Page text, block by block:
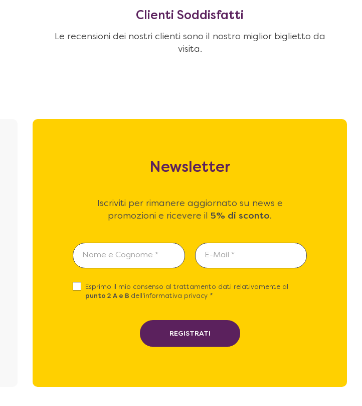
Clienti Soddisfatti
Le recensioni dei nostri clienti sono il nostro miglior biglietto da
visita.
Newsletter
Iscriviti per rimanere aggiornato su news e
promozioni e ricevere il 5% di sconto.
Esprimo il mio consenso al trattamento dati relativamente al
punto 2 A e B dell'informativa privacy *
REGISTRATI